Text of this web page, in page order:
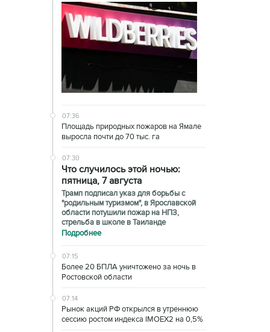
07:36
Площадь природных пожаров на Ямале
выросла почти до 70 тыс. га
07:30
Что случилось этой ночью:
пятница, 7 августа
Трамп подписал указ для борьбы с
"родильным туризмом", в Ярославской
области потушили пожар на НПЗ,
стрельба в школе в Таиланде
Подробнее
07:15
Более 20 БПЛА уничтожено за ночь в
Ростовской области
07:14
Рынок акций РФ открылся в утреннюю
сессию ростом индекса IMOEX2 на 0,5%